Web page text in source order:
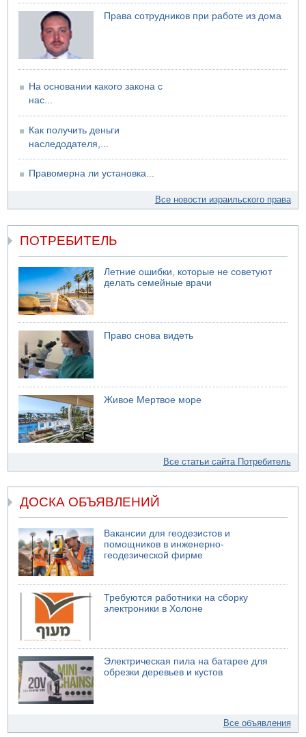
США не будут давить на Израиль в вопросе Ливана
06.08.2026 11:41
Трое подростков ограбили сексшоп в Холоне
Права сотрудников при работе из дома
На основании какого закона с
нас...
Как получить деньги
наследодателя,...
Правомерна ли установка...
Все новости израильского права
ПОТРЕБИТЕЛЬ
Летние ошибки, которые не советуют
делать семейные врачи
Право снова видеть
Живое Мертвое море
Все статьи сайта Потребитель
ДОСКА ОБЪЯВЛЕНИЙ
Вакансии для геодезистов и
помощников в инженерно-
геодезической фирме
Требуются работники на сборку
электроники в Холоне
Электрическая пила на батарее для
обрезки деревьев и кустов
Все объявления